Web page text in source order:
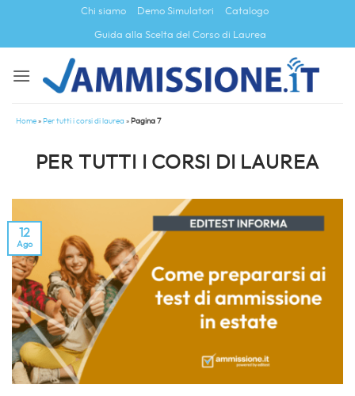
contenuti
Chi siamo Demo Simulatori Catalogo
Guida alla Scelta del Corso di Laurea
Home » Per tutti i corsi di laurea » Pagina 7
PER TUTTI I CORSI DI LAUREA
12
Ago